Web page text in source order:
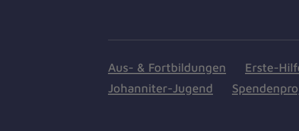
Aus- & Fortbildungen Erste-
Johanniter-Jugend